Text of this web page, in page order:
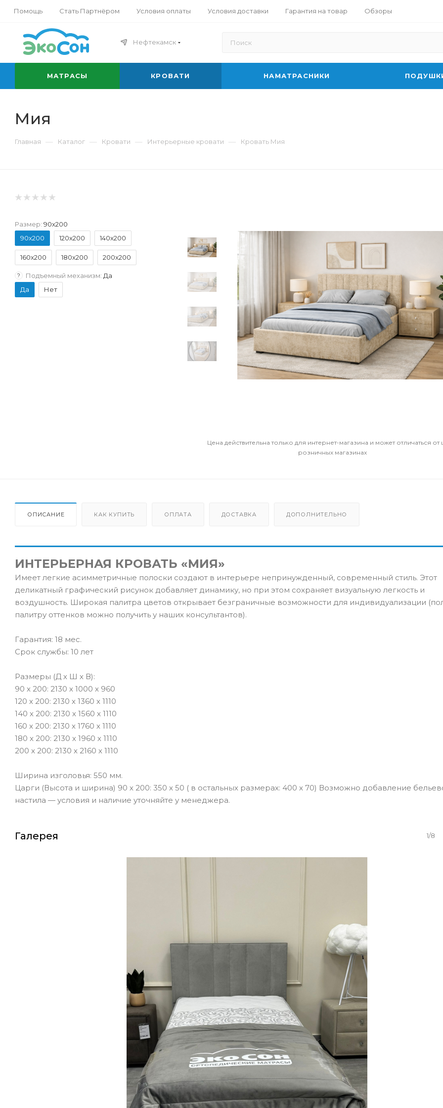
Помощь Стать Партнёром Условия оплаты Условия доставки Гарантия на товар Обзоры
Нефтекамск
МАТРАСЫ КРОВАТИ НАМАТРАСНИКИ
Мия
Главная — Каталог — Кровати — Интерьерные кровати — Кровать Мия
Цена действительна только для интернет-магазина и может отличаться от
розничных магазинах
Размер: 90x200
90x200
120x200 140x200
160x200 180x200 200x200
? Подъемный механизм: Да
Да
Нет
ОПИСАНИЕ КАК КУПИТЬ ОПЛАТА ДОСТАВКА ДОПОЛНИТЕЛЬНО
ИНТЕРЬЕРНАЯ КРОВАТЬ «МИЯ»
Имеет легкие асимметричные полоски создают в интерьере непринужденный, современный стиль. Этот
деликатный графический рисунок добавляет динамику, но при этом сохраняет визуальную легкость и
воздушность. Широкая палитра цветов открывает безграничные возможности для индивидуализации
палитру оттенков можно получить у наших консультантов).
Гарантия: 18 мес.
Срок службы: 10 лет
Размеры (Д х Ш х В):
90 х 200: 2130 х 1000 х 960
120 х 200: 2130 х 1360 х 1110
140 х 200: 2130 х 1560 х 1110
160 x 200: 2130 х 1760 х 1110
180 x 200: 2130 х 1960 х 1110
200 x 200: 2130 х 2160 х 1110
Ширина изголовья: 550 мм.
Царги (Высота и ширина) 90 х 200: 350 х 50 ( в остальных размерах: 400 х 70) Возможно добавление
настила — условия и наличие уточняйте у менеджера.
Галерея 1/8